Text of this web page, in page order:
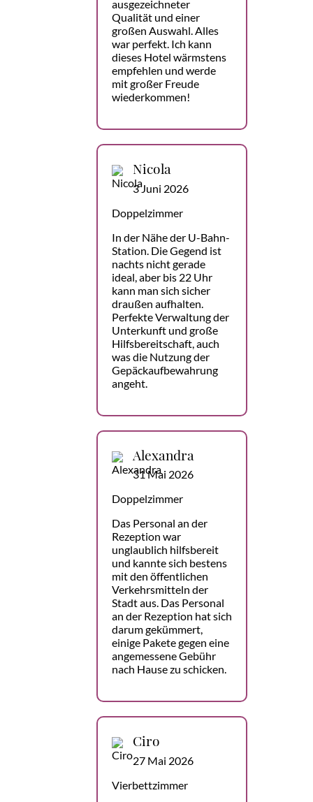
ausgezeichneter
Qualität und einer
großen Auswahl. Alles
war perfekt. Ich kann
dieses Hotel wärmstens
empfehlen und werde
mit großer Freude
wiederkommen!
Nicola
3 Juni 2026
Doppelzimmer
In der Nähe der U-Bahn-
Station. Die Gegend ist
nachts nicht gerade
ideal, aber bis 22 Uhr
kann man sich sicher
draußen aufhalten.
Perfekte Verwaltung der
Unterkunft und große
Hilfsbereitschaft, auch
was die Nutzung der
Gepäckaufbewahrung
angeht.
Alexandra
31 Mai 2026
Doppelzimmer
Das Personal an der
Rezeption war
unglaublich hilfsbereit
und kannte sich bestens
mit den öffentlichen
Verkehrsmitteln der
Stadt aus. Das Personal
an der Rezeption hat sich
darum gekümmert,
einige Pakete gegen eine
angemessene Gebühr
nach Hause zu schicken.
Ciro
27 Mai 2026
Vierbettzimmer